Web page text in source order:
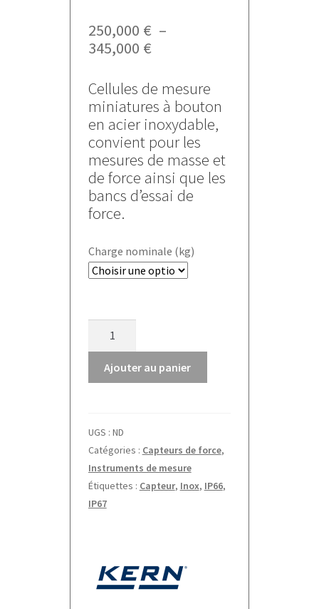
250,000 € –
345,000 €Plage
prix :
250,000 €
à
345,000 €
Cellules de mesure
miniatures à bouton
en acier inoxydable,
convient pour les
mesures de masse et
de force ainsi que les
bancs d’essai de
force.
Charge nominale (kg)
Capteur
de
Y2
Ajouter au panier
UGS : ND
Catégories : Capteurs de force,
Instruments de mesure
Étiquettes : Capteur, Inox, IP66,
IP67